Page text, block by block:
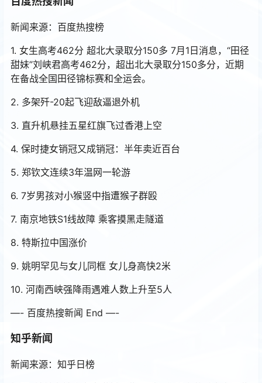
新闻来源：百度热搜榜
1. 女生高考462分 超北大录取分150多 7月1日消息，“田径
甜妹”刘峡君高考462分，超出北大录取分150多分，近期
在备战全国田径锦标赛和全运会。
2. 多架歼-20起飞迎敌逼退外机
3. 直升机悬挂五星红旗飞过香港上空
4. 保时捷女销冠又成销冠：半年卖近百台
5. 郑钦文连续3年温网一轮游
6. 7岁男孩对小猴竖中指遭猴子群殴
7. 南京地铁S1线故障 乘客摸黑走隧道
8. 特斯拉中国涨价
9. 姚明罕见与女儿同框 女儿身高快2米
10. 河南西峡强降雨遇难人数上升至5人
—- 百度热搜新闻 End —-
知乎新闻
新闻来源：知乎日榜